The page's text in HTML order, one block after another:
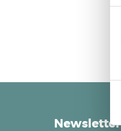
Newsletter